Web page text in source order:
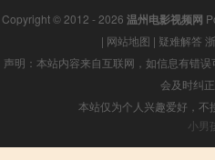
Copyright © 2012 - 2026 温州电影视频网
| 网站地图 | 疑难解答
声明：本站内容来自互联网，如信息有错
会及时纠
本站仅为个人兴趣爱好，不
小男